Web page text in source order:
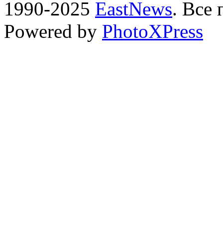
1990-2025 EastNews. Все
Powered by PhotoXPress